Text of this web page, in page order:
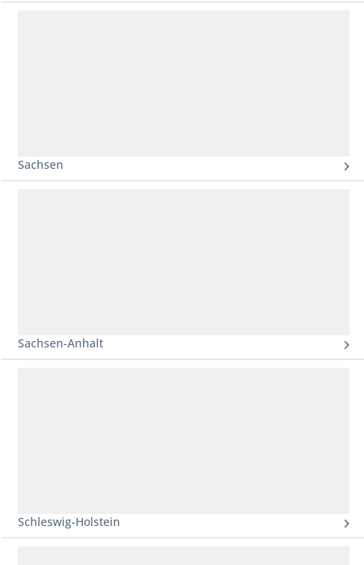
Sachsen
Sachsen-Anhalt
Schleswig-Holstein